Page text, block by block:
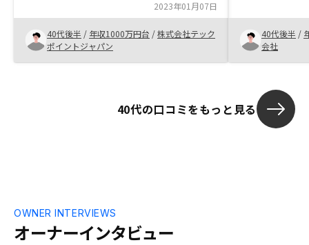
ろ話したから、信頼関係を構築しました。
契約手続きは便利です。 書類の用意は面
倒くさいので、ちゃんとお知らせしてくれ
ました。
2023年01月07日
40代後半 / 年収1000万円台 /株式会社テック
ポイントジャパン
内容も安心で
至りました。
40代後半 /
会社
40代の口コミをもっと見る
オーナーインタビュー
OWNER INTERVIEWS